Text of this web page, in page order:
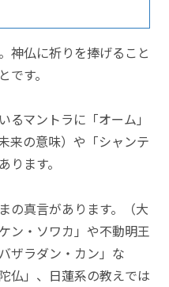
神仏に祈りを捧げること
す。
るマントラに「オーム」
来の意味）や「シャンテ
ます。
の真言があります。（大
ン・ソワカ」や不動明王
ザラダン・カン」な
仏」、日蓮系の教えでは